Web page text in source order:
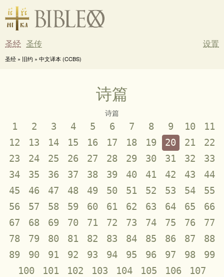
圣经 圣传 设置
圣经 » 旧约 » 中文译本 (CCBS)
诗篇
诗篇
1 2 3 4 5 6 7 8 9 10
11
12
13 14 15 16 17 18 19 20 21
22
23
24 25 26 27 28 29 30 31 32
33
34
35 36 37 38 39 40 41 42 43
44
45
46 47 48 49 50 51 52 53 54
55
56
57 58 59 60 61 62 63 64 65
66
67
68 69 70 71 72 73 74 75 76
77
78
79 80 81 82 83 84 85 86 87
88
89
90 91 92 93 94 95 96 97 98
99
100
101 102 103 104 105 106
107